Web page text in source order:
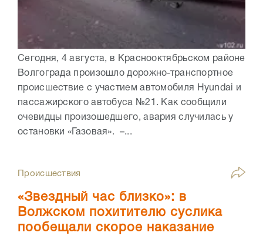
Сегодня, 4 августа, в Краснооктябрьском районе
Волгограда произошло дорожно-транспортное
происшествие с участием автомобиля Hyundai и
пассажирского автобуса №21. Как сообщили
очевидцы произошедшего, авария случилась у
остановки «Газовая». –...
Происшествия
«Звездный час близко»: в
Волжском похитителю суслика
пообещали скорое наказание